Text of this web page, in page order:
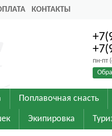
КОНТАКТЫ
пн-пт
Поплавочная снасть
Экипировка